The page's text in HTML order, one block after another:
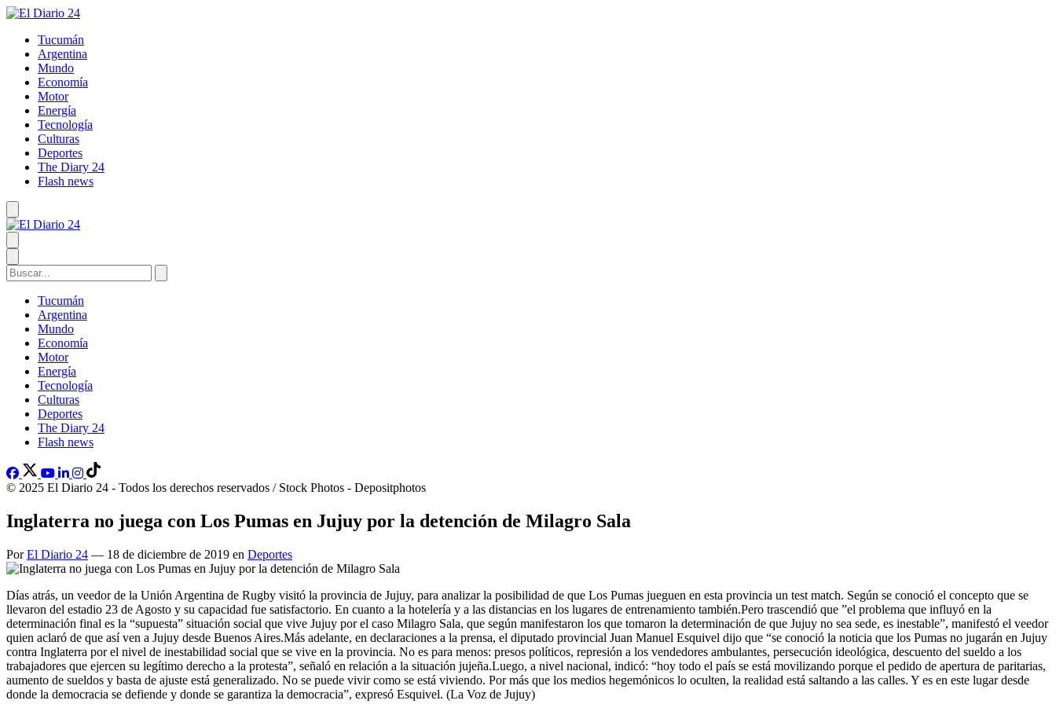
Tucumán
Argentina
Mundo
Economía
Motor
Energía
Tecnología
Culturas
Deportes
The Diary 24
Flash news
Tucumán
Argentina
Mundo
Economía
Motor
Energía
Tecnología
Culturas
Deportes
The Diary 24
Flash news
© 2025 El Diario 24 - Todos los derechos reservados / Stock Photos - Depositphotos
Inglaterra no juega con Los Pumas en Jujuy por la detención de Milagro Sala
PorEl Diario 24 — 18 de diciembre de 2019 en Deportes
Días atrás, un veedor de la Unión Argentina de Rugby visitó la provincia de Jujuy, para analizar la posibilidad de que Los Pumas jueguen en esta provincia un test match. Según se conoció el concepto que se
llevaron del estadio 23 de Agosto y su capacidad fue satisfactorio. En cuanto a la hotelería y a las distancias en los lugares de entrenamiento también.Pero trascendió que ”el problema que influyó en la
determinación final es la “supuesta” situación social que vive Jujuy por el caso Milagro Sala, que según manifestaron los que tomaron la determinación de que Jujuy no sea sede, es inestable”, manifestó el veedor
quien aclaró de que así ven a Jujuy desde Buenos Aires.Más adelante, en declaraciones a la prensa, el diputado provincial Juan Manuel Esquivel dijo que “se conoció la noticia que los Pumas no jugarán en Jujuy
contra Inglaterra por el nivel de inestabilidad social que se vive en la provincia. No es para menos: presos políticos, represión a los vendedores ambulantes, persecución ideológica, descuento del sueldo a los
trabajadores que ejercen su legítimo derecho a la protesta”, señaló en relación a la situación jujeña.Luego, a nivel nacional, indicó: “hoy todo el país se está movilizando porque el pedido de apertura de paritarias,
aumento de sueldos y basta de ajuste está generalizado. No se puede vivir como se está viviendo. Por más que los medios hegemónicos lo oculten, la realidad está saltando a las calles. Y es en este lugar desde
donde la democracia se defiende y donde se garantiza la democracia”, expresó Esquivel. (La Voz de Jujuy)